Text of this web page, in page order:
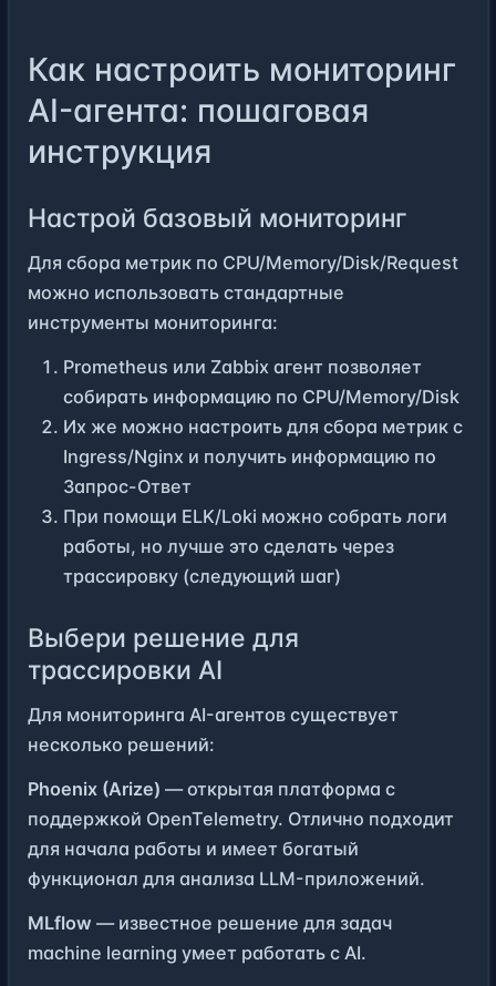
Как настроить мониторинг
AI-агента: пошаговая
инструкция
Настрой базовый мониторинг
Для сбора метрик по CPU/Memory/Disk/Request
можно использовать стандартные
инструменты мониторинга:
Prometheus или Zabbix агент позволяет
собирать информацию по CPU/Memory/Disk
Их же можно настроить для сбора метрик с
Ingress/Nginx и получить информацию по
Запрос-Ответ
При помощи ELK/Loki можно собрать логи
работы, но лучше это сделать через
трассировку (следующий шаг)
Выбери решение для
трассировки AI
Для мониторинга AI-агентов существует
несколько решений:
Phoenix (Arize) — открытая платформа с
поддержкой OpenTelemetry. Отлично подходит
для начала работы и имеет богатый
функционал для анализа LLM-приложений.
MLflow — известное решение для задач
machine learning умеет работать с AI.